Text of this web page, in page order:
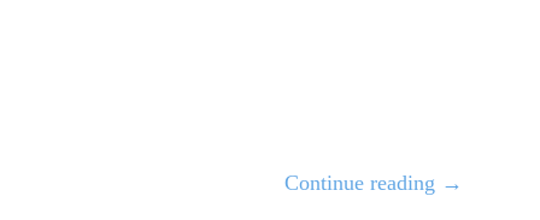
Continue reading →